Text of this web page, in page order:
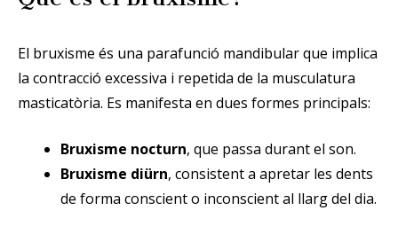
El bruxisme és una parafunció mandibular que implica
la contracció excessiva i repetida de la musculatura
masticatòria. Es manifesta en dues formes principals:
Bruxisme nocturn, que passa durant el son.
Bruxisme diürn, consistent a apretar les dents
de forma conscient o inconscient al llarg del dia.